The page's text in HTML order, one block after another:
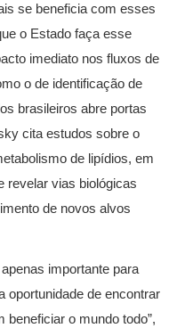
se beneficia com esses
o Estado faça esse
imediato nos fluxos de
o de identificação de
brasileiros abre portas
cita estudos sobre o
de lipídios, em
revelar vias biológicas
de novos alvos
importante para
oportunidade de encontrar
o mundo todo”,